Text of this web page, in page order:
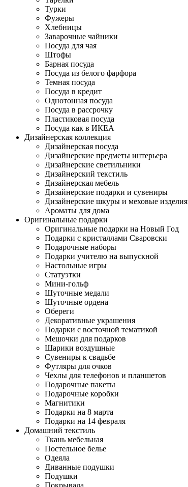
Турки
Фужеры
Хлебницы
Заварочные чайники
Посуда для чая
Штофы
Барная посуда
Посуда из белого фарфора
Темная посуда
Посуда в кредит
Однотонная посуда
Посуда в рассрочку
Пластиковая посуда
Посуда как в ИКЕА
Дизайнерская коллекция
Дизайнерская посуда
Дизайнерские предметы интерьера
Дизайнерские светильники
Дизайнерский текстиль
Дизайнерская мебель
Дизайнерские подарки и сувениры
Дизайнерские шкуры и меховые изделия
Ароматы для дома
Оригинальные подарки
Оригинальные подарки на Новый Год
Подарки с кристаллами Сваровски
Подарочные наборы
Подарки учителю на выпускной
Настольные игры
Статуэтки
Мини-гольф
Шуточные медали
Шуточные ордена
Обереги
Декоративные украшения
Подарки с восточной тематикой
Мешочки для подарков
Шарики воздушные
Сувениры к свадьбе
Футляры для очков
Чехлы для телефонов и планшетов
Подарочные пакеты
Подарочные коробки
Магнитики
Подарки на 8 марта
Подарки на 14 февраля
Домашний текстиль
Ткань мебельная
Постельное белье
Одеяла
Диванные подушки
Подушки
Покрывала